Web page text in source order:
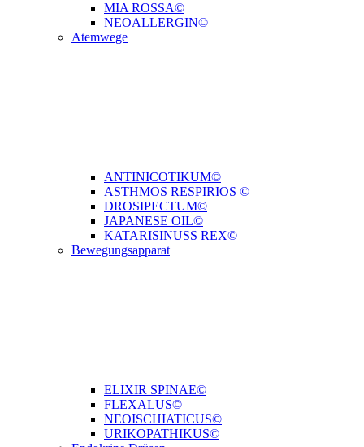
MIA ROSSA©
NEOALLERGIN©
Atemwege
ANTINICOTIKUM©
ASTHMOS RESPIRIOS ©
DROSIPECTUM©
JAPANESE OIL©
KATARISINUSS REX©
Bewegungsapparat
ELIXIR SPINAE©
FLEXALUS©
NEOISCHIATICUS©
URIKOPATHIKUS©